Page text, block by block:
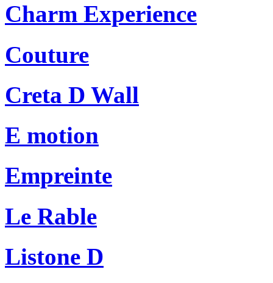
Charm Experience
Couture
Creta D Wall
E motion
Empreinte
Le Rable
Listone D